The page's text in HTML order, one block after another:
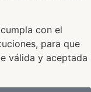
con el
para que
válida y aceptada